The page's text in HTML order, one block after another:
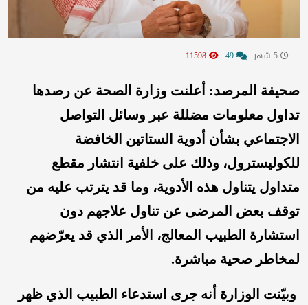
صحيفة المرصد: أعلنت وزارة الصحة عن رصدها
تداول معلومات مضللة عبر وسائل التواصل
الاجتماعي بشأن أدوية الستاتين الخافضة
للكوليسترول، وذلك على خلفية انتشار مقطع
متداول يتناول هذه الأدوية، وما قد يترتب عليه من
توقف بعض المرضى عن تناول علاجهم دون
استشارة الطبيب المعالج، الأمر الذي قد يعرّضهم
لمخاطر صحية مباشرة.
وبيّنت الوزارة أنه جرى استدعاء الطبيب الذي ظهر